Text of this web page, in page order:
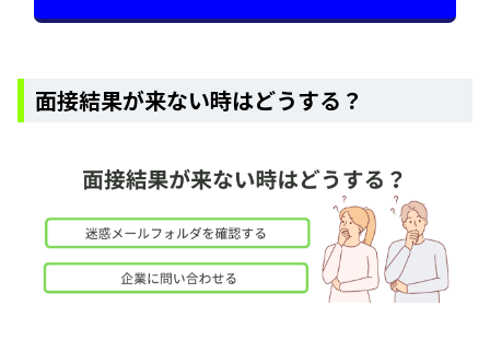
面接結果が来ない時はどうする？